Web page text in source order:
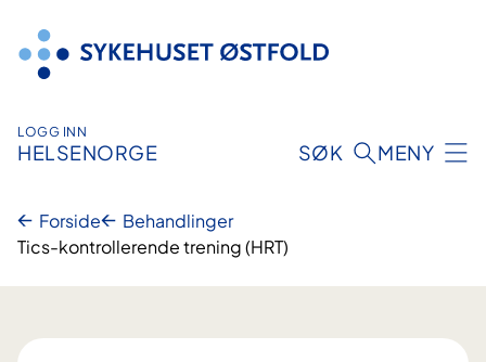
innhold
LOGG INN
HELSENORGE SØK MENY
Forside
Behandlinger
Tics-kontrollerende trening (HRT)